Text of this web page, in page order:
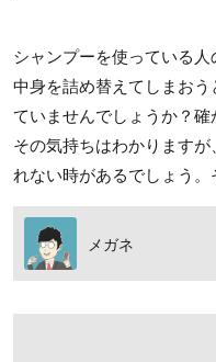
シャンプーを使っている
中身を詰め替えてしまお
ていませんでしょうか？
その気持ちはわかります
れない時があるでしょう。
メガネ